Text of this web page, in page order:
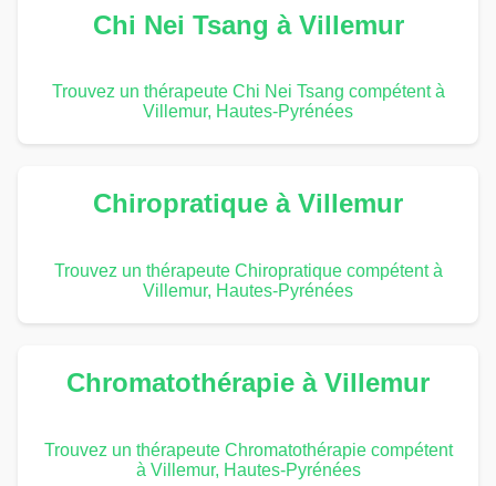
Chi Nei Tsang à Villemur
Trouvez un thérapeute Chi Nei Tsang compétent à
Villemur, Hautes-Pyrénées
Chiropratique à Villemur
Trouvez un thérapeute Chiropratique compétent à
Villemur, Hautes-Pyrénées
Chromatothérapie à Villemur
Trouvez un thérapeute Chromatothérapie compétent
à Villemur, Hautes-Pyrénées